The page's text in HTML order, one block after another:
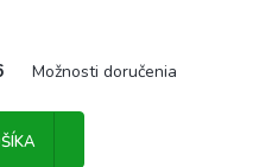
Možnosti doručenia